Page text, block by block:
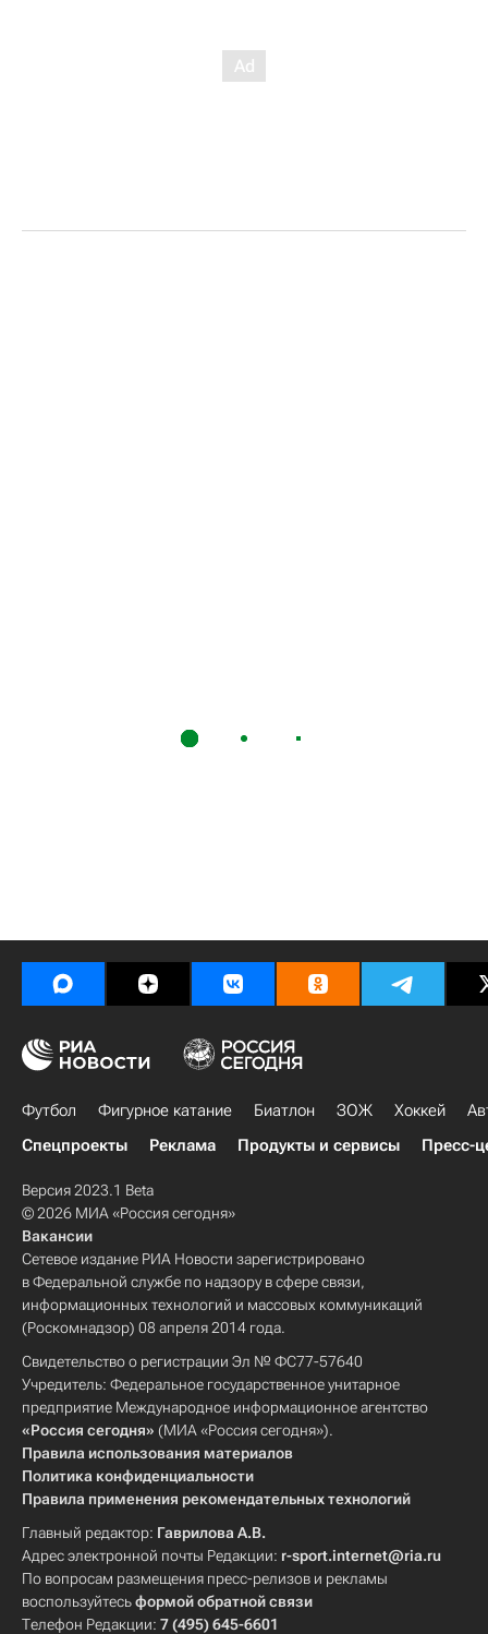
Футбол Фигурное катание Биатлон ЗОЖ Хоккей
Спецпроекты
Реклама Продукты и сервисы Пресс-
Версия 2023.1 Beta
© 2026 МИА «Россия сегодня»
Вакансии
Сетевое издание РИА Новости зарегистрировано
в Федеральной службе по надзору в сфере связи,
информационных технологий и массовых коммуникаций
(Роскомнадзор) 08 апреля 2014 года.
Свидетельство о регистрации Эл № ФС77-57640
Учредитель: Федеральное государственное унитарное
предприятие Международное информационное агентство
«Россия сегодня» (МИА «Россия сегодня»).
Правила использования материалов
Политика конфиденциальности
Правила применения рекомендательных технологий
Главный редактор: Гаврилова А.В.
Адрес электронной почты Редакции: r-sport.internet@ria.ru
По вопросам размещения пресс-релизов и рекламы
воспользуйтесьформой обратной связи
Телефон Редакции: 7 (495) 645-6601